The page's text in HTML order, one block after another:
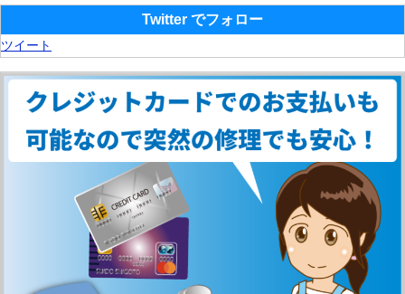
Twitter でフォロー
ツイート